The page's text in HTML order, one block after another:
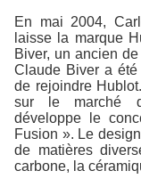
En mai 2004,
laisse la marque
Biver, un ancien
Claude Biver a
de rejoindre
sur le marché
développe le
Fusion ». Le
de matières
carbone, la